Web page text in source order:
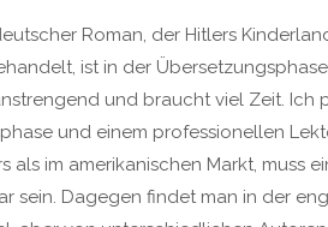
Roman, der Hitlers
ist in der
und braucht viel Zeit. Ich
und einem professionellen
als im amerikanischen Markt, muss
sein. Dagegen findet man in der